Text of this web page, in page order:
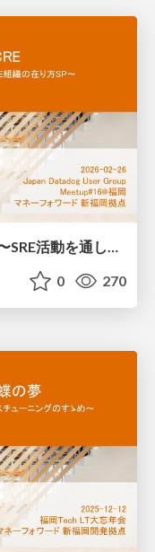
0 270